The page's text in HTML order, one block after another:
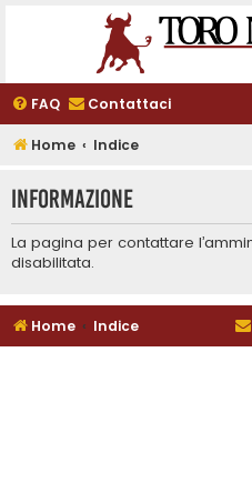
FAQ Contattaci
Home Indice
Informazione
La pagina per contattare
disabilitata.
Home Indice